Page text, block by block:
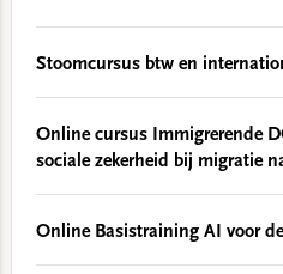
Stoomcursus btw en
Online cursus Immigrerende
sociale zekerheid bij migratie
Online Basistraining AI voor